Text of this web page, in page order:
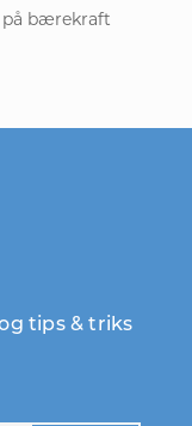
bærekraft
tips & triks